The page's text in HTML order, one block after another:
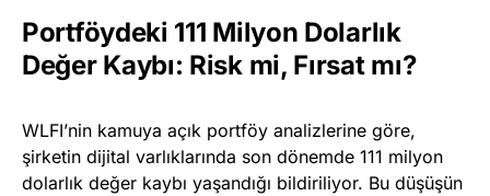
Portföydeki 111 Milyon Dolarlık
Değer Kaybı: Risk mi, Fırsat mı?
WLFI’nin kamuya açık portföy analizlerine göre,
şirketin dijital varlıklarında son dönemde 111 milyon
dolarlık değer kaybı yaşandığı bildiriliyor. Bu düşüşün